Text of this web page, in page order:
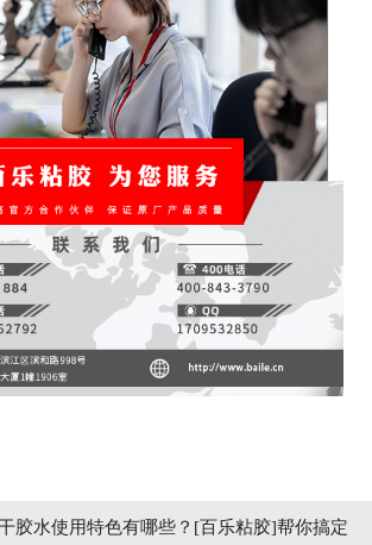
胶水使用特色有哪些？[百乐粘胶]帮你搞定